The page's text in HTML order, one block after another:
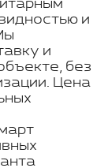
и
и
без
Цена